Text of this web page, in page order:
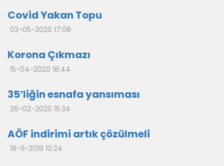
Covid Yakan Topu
03-05-2020 17:08
Korona Çıkmazı
15-04-2020 18:44
35’liğin esnafa yansıması
26-02-2020 15:34
AÖF indirimi artık çözülmeli
18-11-2019 10:24